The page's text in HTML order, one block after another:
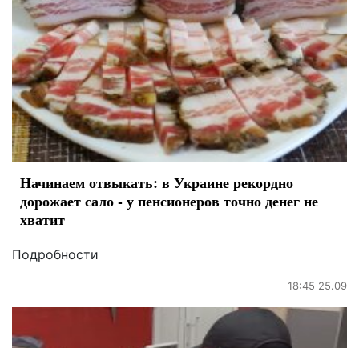
Начинаем отвыкать: в Украине рекордно
дорожает сало - у пенсионеров точно денег не
хватит
Подробности
18:45 25.09